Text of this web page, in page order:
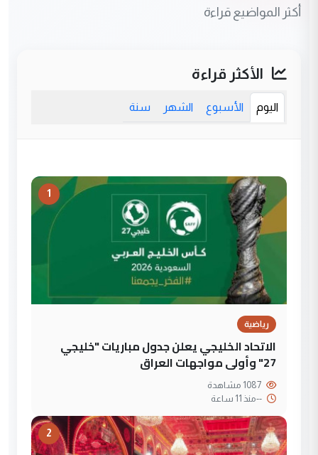
أكثر المواضيع قراءة
الأكثر قراءة
اليوم الأسبوع الشهر سنة
1
رياضية
الاتحاد الخليجي يعلن جدول مباريات "خليجي
27" وأولى مواجهات العراق
--منذ 11 ساعة
2